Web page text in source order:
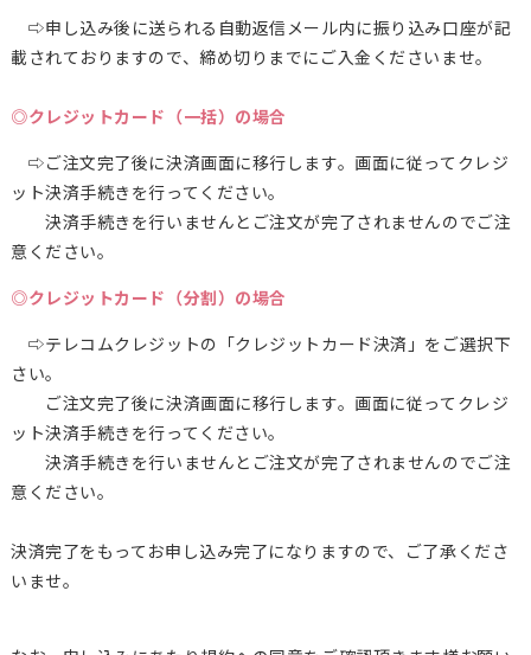
⇨申し込み後に送られる自動返信メール内に振り込み口座が記
載されておりますので、締め切りまでにご入金くださいませ。
◎クレジットカード（一括）の場合
⇨ご注文完了後に決済画面に移行します。画面に従ってクレジ
ット決済手続きを行ってください。
決済手続きを行いませんとご注文が完了されませんのでご注
意ください。
◎クレジットカード（分割）の場合
⇨テレコムクレジットの「クレジットカード決済」をご選択下
さい。
ご注文完了後に決済画面に移行します。画面に従ってクレジ
ット決済手続きを行ってください。
決済手続きを行いませんとご注文が完了されませんのでご注
意ください。
決済完了をもってお申し込み完了になりますので、ご了承くださ
いませ。